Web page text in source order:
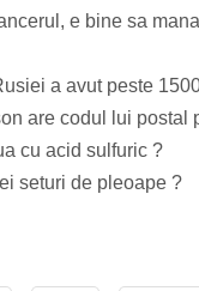
e bine sa
a avut peste
are codul lui postal
cu acid sulfuric ?
seturi de pleoape ?